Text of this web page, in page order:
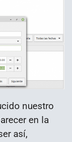
nuestro
en la
así,